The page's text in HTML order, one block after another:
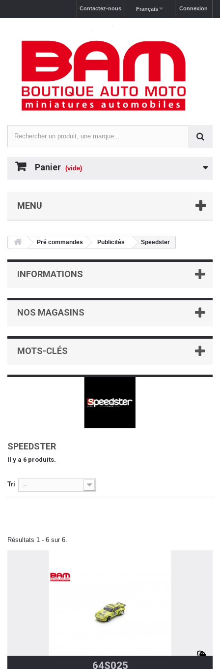
Connexion
Français
Contactez-nous
Panier (vide)
MENU
Pré commandes Publicités Speedster
INFORMATIONS
NOS MAGASINS
MOTS-CLÉS
SPEEDSTER
Il y a 6 produits.
Tri --
Résultats 1 - 6 sur 6.
64S025